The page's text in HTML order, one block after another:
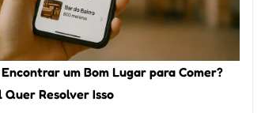
como
reservar
em
São
um Bom Lugar para Comer?
Resolver Isso